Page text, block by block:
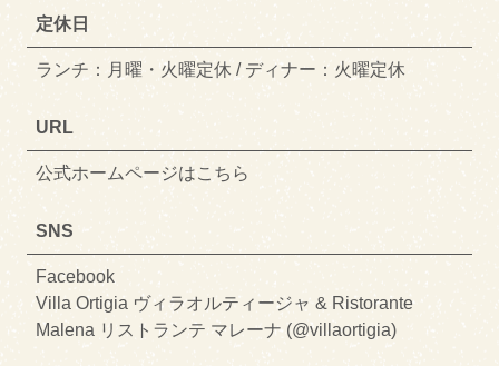
定休日
ランチ：月曜・火曜定休 / ディナー：火曜定休
URL
公式ホームページはこちら
SNS
Facebook
Villa Ortigia ヴィラオルティージャ & Ristorante
Malena リストランテ マレーナ (@villaortigia)